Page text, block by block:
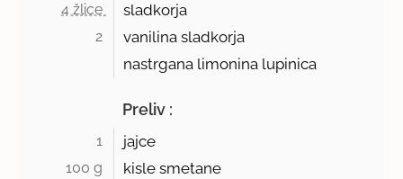
4 žlice sladkorja
2
vanilina sladkorja
nastrgana limonina lupinica
Preliv :
1 jajce
100 g kisle smetane